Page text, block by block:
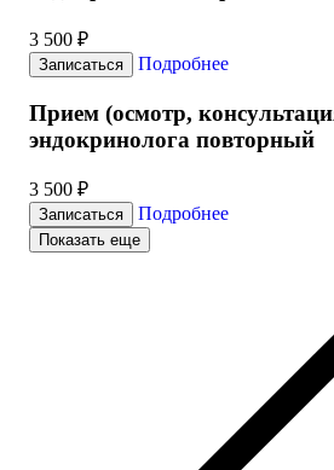
3 500 ₽
Записаться Подробнее
Прием (осмотр,
эндокринолога повторный
3 500 ₽
Записаться Подробнее
Показать еще